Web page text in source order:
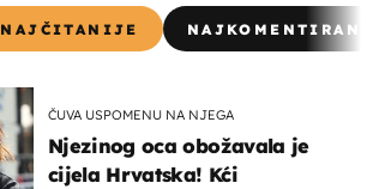
NAJČITANIJE
ČUVA USPOMENU NA NJEGA
Njezinog oca obožavala je
cijela Hrvatska! Kći